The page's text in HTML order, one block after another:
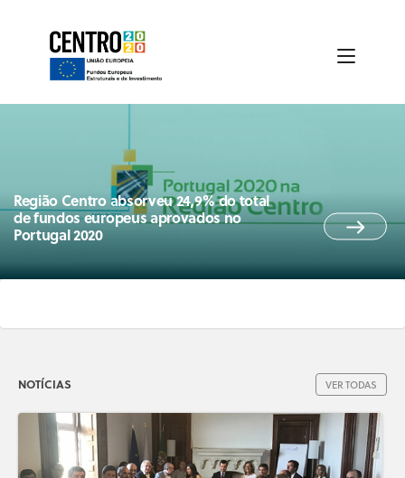
Região Centro absorveu 24,9% do total
de fundos europeus aprovados no
Portugal 2020
NOTÍCIAS VER TODAS